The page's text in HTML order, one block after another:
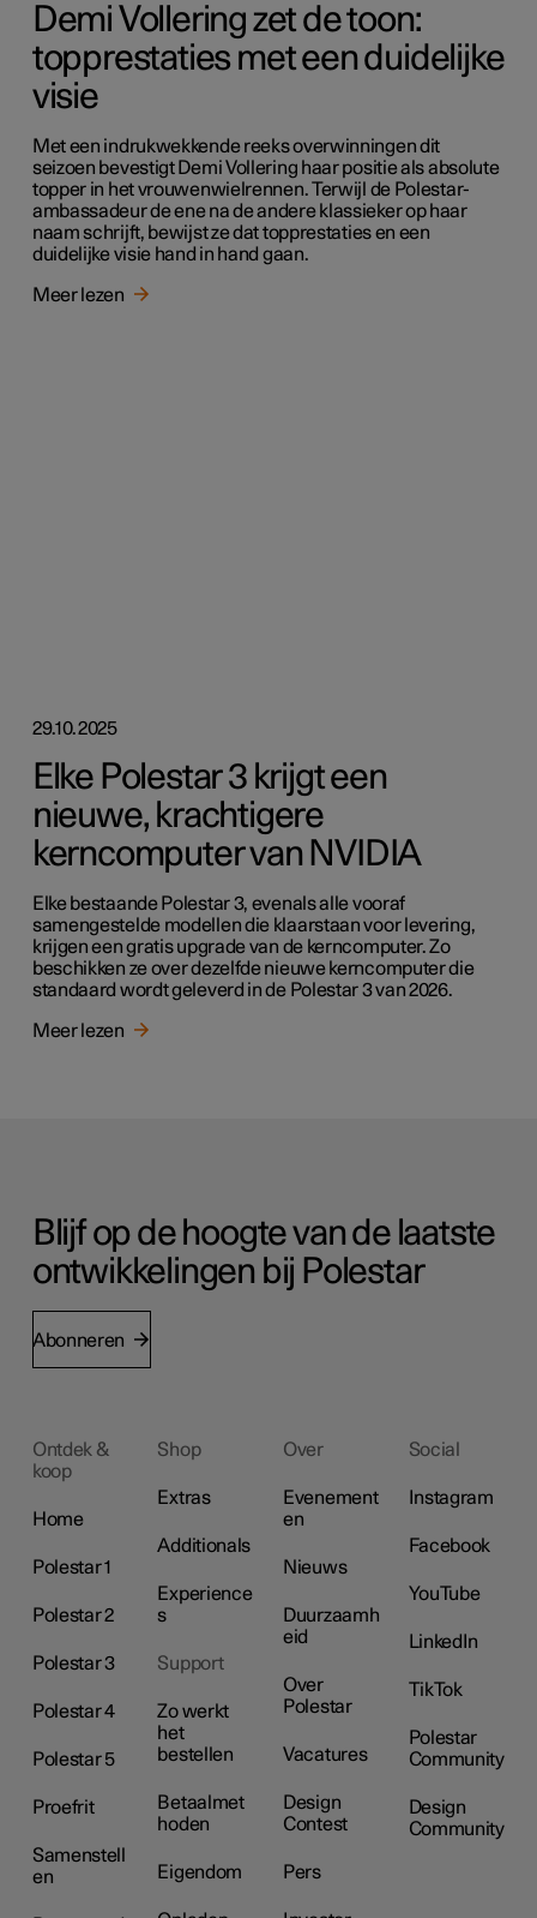
Demi Vollering zet de toon:
topprestaties met een duidelijke
visie
Met een indrukwekkende reeks overwinningen dit
seizoen bevestigt Demi Vollering haar positie als absolute
topper in het vrouwenwielrennen. Terwijl de Polestar-
ambassadeur de ene na de andere klassieker op haar
naam schrijft, bewijst ze dat topprestaties en een
duidelijke visie hand in hand gaan.
Meer lezen
29.10.2025
Elke Polestar 3 krijgt een
nieuwe, krachtigere
kerncomputer van NVIDIA
Elke bestaande Polestar 3, evenals alle vooraf
samengestelde modellen die klaarstaan voor levering,
krijgen een gratis upgrade van de kerncomputer. Zo
beschikken ze over dezelfde nieuwe kerncomputer die
standaard wordt geleverd in de Polestar 3 van 2026.
Meer lezen
Blijf op de hoogte van de laatste
ontwikkelingen bij Polestar
Abonneren
Ontdek &
koop
Home
Polestar 1
Polestar 2
Polestar 3
Polestar 4
Polestar 5
Proefrit
Samenstell
en
Shop
Extras
Additionals
Experience
s
Support
Zo werkt
het
bestellen
Betaalmet
hoden
Eigendom
Over
Evenement
en
Nieuws
Duurzaamh
eid
Over
Polestar
Vacatures
Design
Contest
Pers
Social
Instagram
Facebook
YouTube
LinkedIn
TikTok
Polestar
Community
Design
Community